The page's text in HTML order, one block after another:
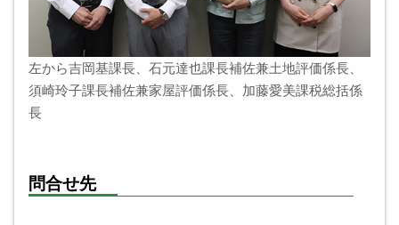
左から吉岡基課長、石元達也課長補佐兼土地評価係長、
須崎玲子課長補佐兼家屋評価係長、加藤愛美課税総括係
長
問合せ先